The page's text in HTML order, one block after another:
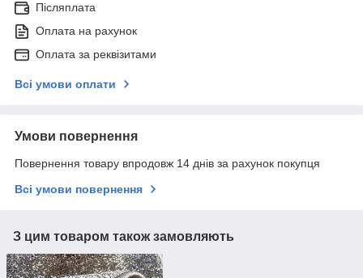
Післяплата
Оплата на рахунок
Оплата за реквізитами
Всі умови оплати
Умови повернення
Повернення товару впродовж 14 днів за рахунок покупця
Всі умови повернення
З цим товаром також замовляють